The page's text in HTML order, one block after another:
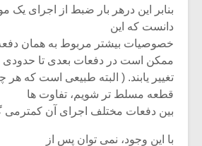
بنابر این درهر بار ضبط از اجرای یک
دانست که این
خصوصیات بیشتر مربوط به همان دفعه
ممکن است در دفعات بعدی تا حدودی
تغییر یابند. ( البته طبیعی است که هر
قطعه مسلط تر شویم، تفاوت ها
بین دفعات مختلف اجرای آن کمترمی
با این وجود، نمی توان پس از